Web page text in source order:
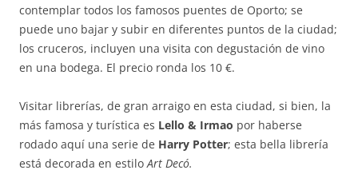
contemplar todos los famosos puentes de Oporto; se
puede uno bajar y subir en diferentes puntos de la ciudad;
los cruceros, incluyen una visita con degustación de vino
en una bodega. El precio ronda los 10 €.
Visitar librerías, de gran arraigo en esta ciudad, si bien, la
más famosa y turística es Lello & Irmao por haberse
rodado aquí una serie de Harry Potter; esta bella librería
está decorada en estiloArt Decó.